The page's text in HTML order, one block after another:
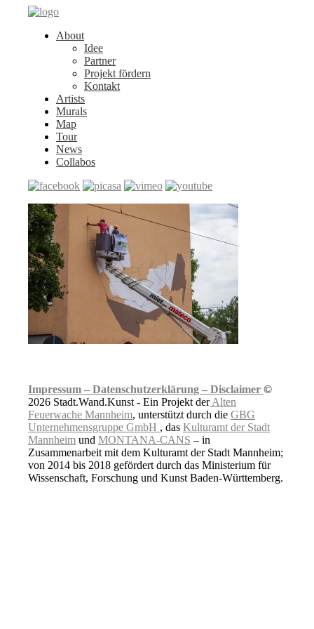
About
Idee
Partner
Projekt fördern
Kontakt
Artists
Murals
Map
Tour
News
Collabos
Impressum – Datenschutzerklärung – Disclaimer ©
2026 Stadt.Wand.Kunst - Ein Projekt derAlten
Feuerwache Mannheim, unterstützt durch die GBG
Unternehmensgruppe GmbH , das Kulturamt der Stadt
Mannheim und MONTANA-CANS – in
Zusammenarbeit mit dem Kulturamt der Stadt Mannheim;
von 2014 bis 2018 gefördert durch das Ministerium für
Wissenschaft, Forschung und Kunst Baden-Württemberg.